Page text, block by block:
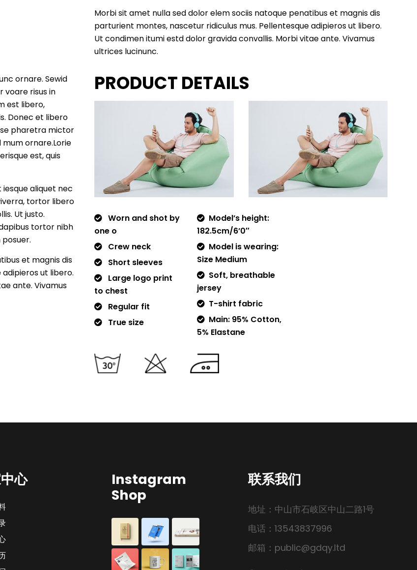
Morbi sit amet nulla sed dolor elem sociis natoque penatibus et magnis dis
parturient montes, nascetur ridiculus mus. Pellentesque adipieros ut libero.
Ut condimen itumi estd dolor gravida convallis. Morbi vitae ante. Vivamus
ultrices lucinunc.
ornare. Sewid
voare risus in
est libero,
Donec et libero
pharetra mictor
ornare.Lorie
est, quis
aliquet nec
tortor libero
Ut justo.
tortor nibh
et magnis dis
ut libero.
ante. Vivamus
PRODUCT DETAILS
Worn and shot by
one o
Crew neck
Short sleeves
Large logo print
to chest
Regular fit
True size
Model’s height:
182.5cm/6’0″
Model is wearing:
Size Medium
Soft, breathable
jersey
T-shirt fabric
Main: 95% Cotton,
5% Elastane
心
Instagram
Shop
联系我们
地址：中山市石岐区中山二路1号
电话：13543837996
邮箱：public@gdqy.ltd